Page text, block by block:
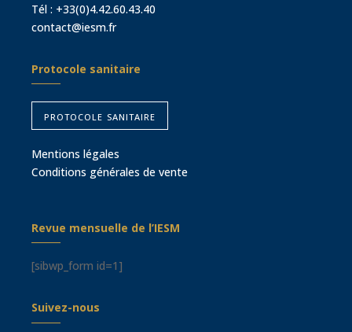
Tél : +33(0)4.42.60.43.40
contact@iesm.fr
Protocole sanitaire
protocole sanitaire
Mentions légales
Conditions générales de vente
Revue mensuelle de l’IESM
[sibwp_form id=1]
Suivez-nous